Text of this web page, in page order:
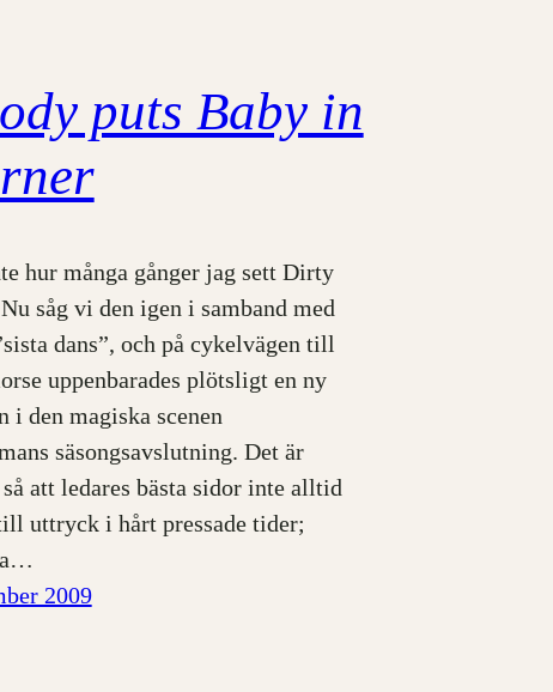
puts Baby in
hur många gånger jag sett Dirty
såg vi den igen i samband med
dans”, och på cykelvägen till
uppenbarades plötsligt en ny
i den magiska scenen
säsongsavslutning. Det är
att ledares bästa sidor inte alltid
uttryck i hårt pressade tider;
2009